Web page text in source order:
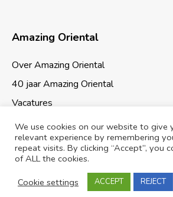
Amazing Oriental
Over Amazing Oriental
40 jaar Amazing Oriental
Vacatures
© 2026 Amazing Oriental Supermarkten
We use cookies on our website to give
relevant experience by remembering
repeat visits. By clicking “Accept”, you
of ALL the cookies.
Cookie settings
ACCEPT REJECT